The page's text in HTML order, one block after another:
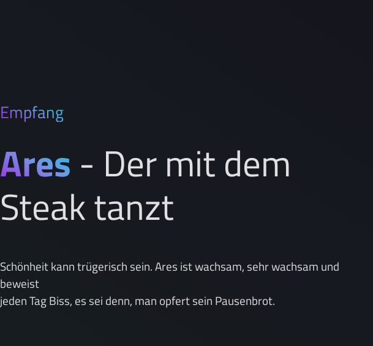
Empfang
Ares - Der mit dem
Steak tanzt
Schönheit kann trügerisch sein. Ares ist wachsam, sehr wachsam und
beweist
jeden Tag Biss, es sei denn, man opfert sein Pausenbrot.